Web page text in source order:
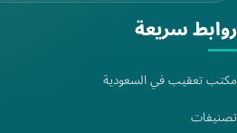
روابط سريعة
مكتب تعقيب في السعودية
تصنيفات